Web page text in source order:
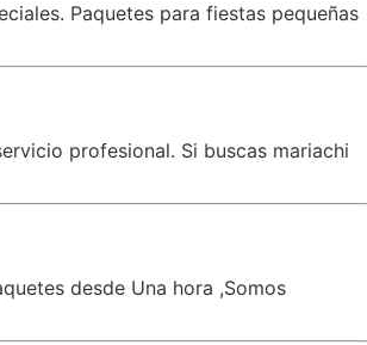
Paquetes para fiestas pequeñas
profesional. Si buscas mariachi
desde Una hora ,Somos